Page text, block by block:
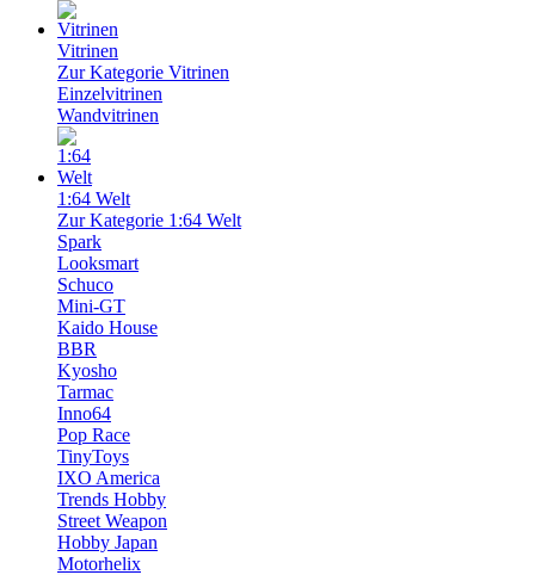
Vitrinen
Zur Kategorie Vitrinen
Einzelvitrinen
Wandvitrinen
1:64 Welt
Zur Kategorie 1:64 Welt
Spark
Looksmart
Schuco
Mini-GT
Kaido House
BBR
Kyosho
Tarmac
Inno64
Pop Race
TinyToys
IXO America
Trends Hobby
Street Weapon
Hobby Japan
Motorhelix